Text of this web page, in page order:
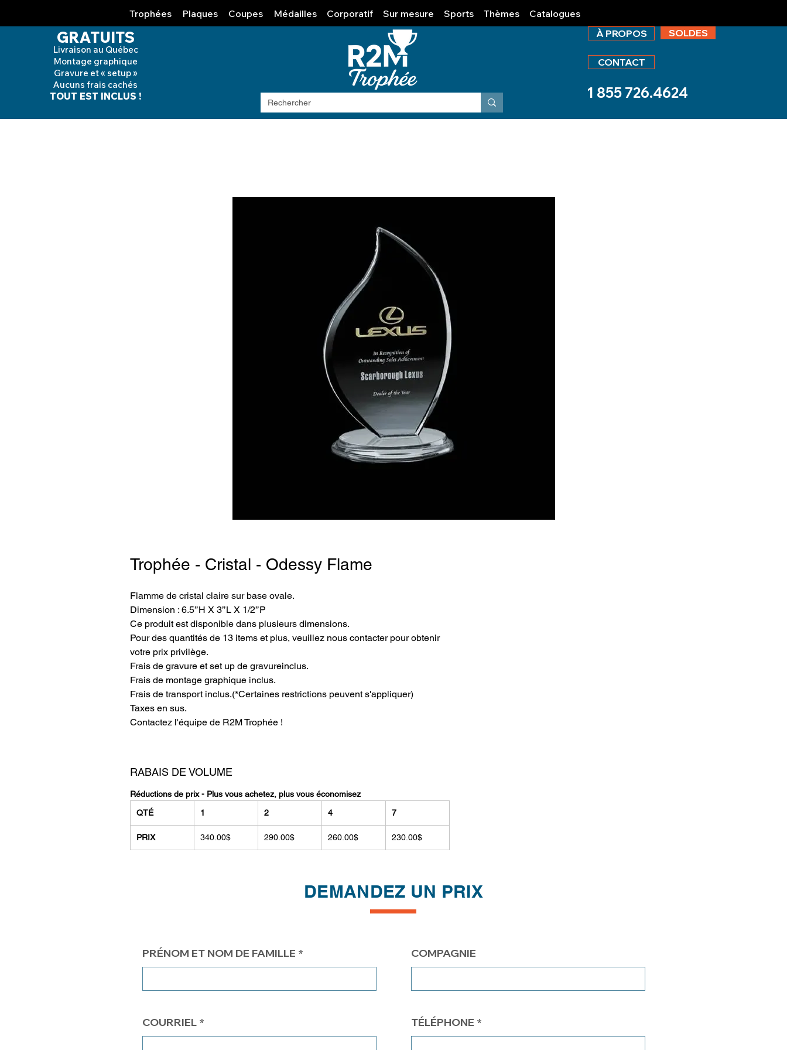
Trophées Plaques Coupes Médailles Corporatif Sur mesure Sports Thèmes Catalogues
GRATUITS
Livraison au Québec
Montage graphique
Gravure et « setup »
Aucuns frais cachés
TOUT EST INCLUS !
À PROPOS SOLDES
CONTACT
1 855 726.4624
Trophée - Cristal - Odessy Flame
Flamme de cristal claire sur base ovale.
Dimension : 6.5’’H X 3’’L X 1/2’’P
Ce produit est disponible dans plusieurs dimensions.
Pour des quantités de 13 items et plus, veuillez nous contacter pour obtenir
votre prix privilège.
Frais de gravure et set up de gravureinclus.
Frais de montage graphique inclus.
Frais de transport inclus.(*Certaines restrictions peuvent s'appliquer)
Taxes en sus.
Contactez l'équipe de R2M Trophée !
RABAIS DE VOLUME
Réductions de prix - Plus vous achetez, plus vous économisez
QTÉ
1 2 4 7
PRIX 340.00$ 290.00$ 260.00$ 230.00$
DEMANDEZ UN PRIX
PRÉNOM ET NOM DE FAMILLE
COURRIEL
COMPAGNIE
TÉLÉPHONE